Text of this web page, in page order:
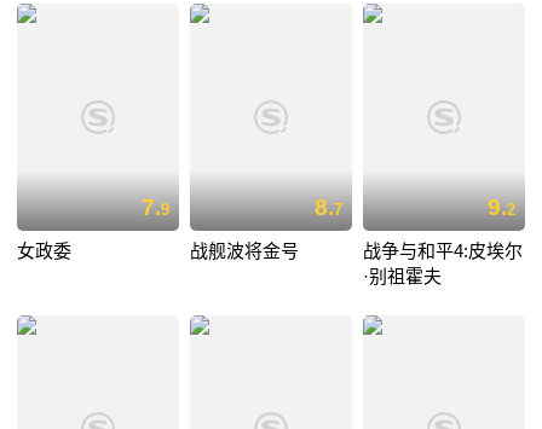
7.9
女政委
8.7
战舰波将金号
9.2
战争与和平4:皮埃尔
·别祖霍夫